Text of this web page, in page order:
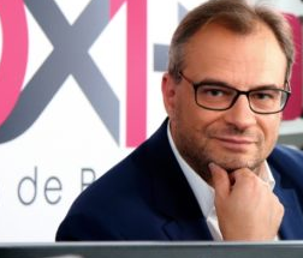
l'article "L’édito de Fabrice